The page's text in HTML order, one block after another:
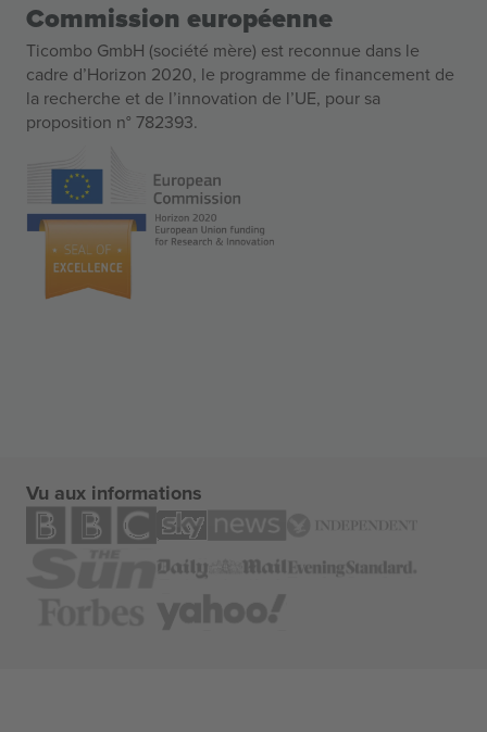
Commission européenne
Ticombo GmbH (société mère) est reconnue dans le
cadre d’Horizon 2020, le programme de financement de
la recherche et de l’innovation de l’UE, pour sa
proposition n° 782393.
Vu aux informations